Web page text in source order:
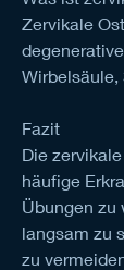
Zervikale
Wirbelsäule,
Fazit
Die
häufige
Übungen zu
langsam zu
zu